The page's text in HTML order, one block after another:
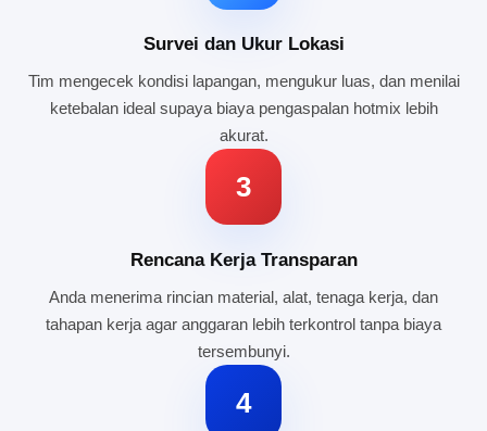
Survei dan Ukur Lokasi
Tim mengecek kondisi lapangan, mengukur luas, dan menilai
ketebalan ideal supaya biaya pengaspalan hotmix lebih
akurat.
3
Rencana Kerja Transparan
Anda menerima rincian material, alat, tenaga kerja, dan
tahapan kerja agar anggaran lebih terkontrol tanpa biaya
tersembunyi.
4